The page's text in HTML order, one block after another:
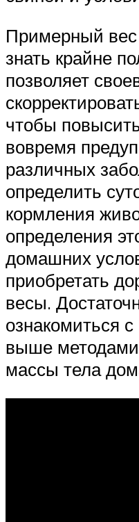
Примерный вес
знать крайне
позволяет
чтобы
вовремя
различных
определить
кормления
определения
домашних
приобретать
весы.
ознакомиться
выше методами
массы тела